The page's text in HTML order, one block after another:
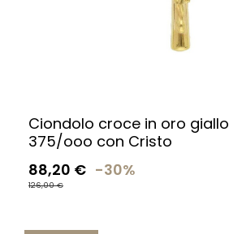
Ciondolo croce in oro giallo
375/ooo con Cristo
88,20 € -30%
126,00 €